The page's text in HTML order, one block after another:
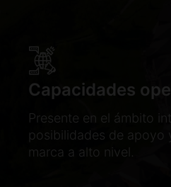
Capacidades
Presente en el ámbito
posibilidades de apoyo
marca a alto nivel.